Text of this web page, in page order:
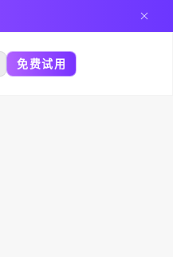
免费试用